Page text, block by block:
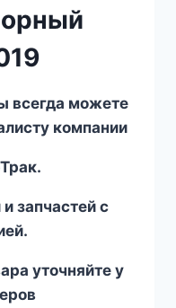
всегда можете
компании
запчастей с
уточняйте у